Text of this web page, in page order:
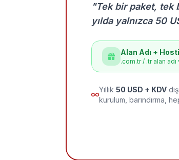
"Tek bir paket,
yılda yalnızca 50
Alan Adı +
.com.tr / .tr alan
Yıllık 50 USD + KDV
kurulum, barındırma,